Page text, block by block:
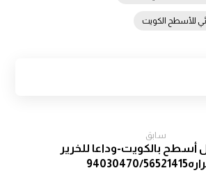
للأسطح الكويت
سابق
بالكويت-وداعا للخرير
56521415